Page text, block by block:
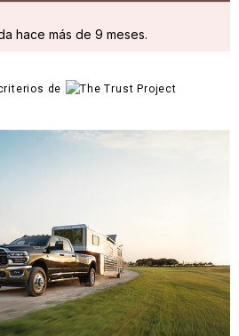
hace más de 9 meses.
de